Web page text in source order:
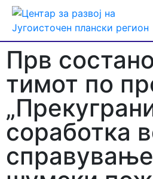
Прв
тимот по
соработка